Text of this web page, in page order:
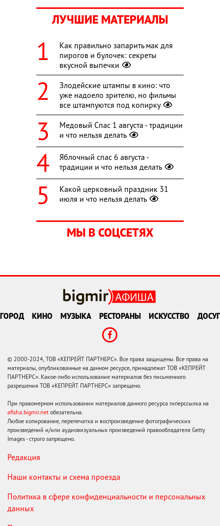
ЛУЧШИЕ МАТЕРИАЛЫ
Как правильно запарить мак для
пирогов и булочек: секреты
вкусной выпечки
Злодейские штампы в кино: что
уже надоело зрителю, но фильмы
все штампуются под копирку
Медовый Спас 1 августа - традиции
и что нельзя делать
Яблочный спас 6 августа -
традиции и что нельзя делать
Какой церковный праздник 31
июля и что нельзя делать
МЫ В СОЦСЕТЯХ
ГОРОД КИНО МУЗЫКА РЕСТОРАНЫ ИСКУССТВО ДОСУГ
© 2000-2024, ТОВ «КЕПРЕЙТ ПАРТНЕРС». Все права защищены. Все права на
материалы, опубликованные на данном ресурсе, принадлежат ТОВ «КЕПРЕЙТ
ПАРТНЕРС». Какое-либо использование материалов без письменного
разрешения ТОВ «КЕПРЕЙТ ПАРТНЕРС» запрещено.
При правомерном использовании материалов данного ресурса гиперссылка на
afisha.bigmir.net обязательна.
Любое копирование, перепечатка и воспроизведение фотографических
произведений и/или аудиовизуальных произведений правообладателя Getty
Images - строго запрещено.
Редакция
Наши контакты и схема проезда
Политика в сфере конфиденциальности и персональных
данных